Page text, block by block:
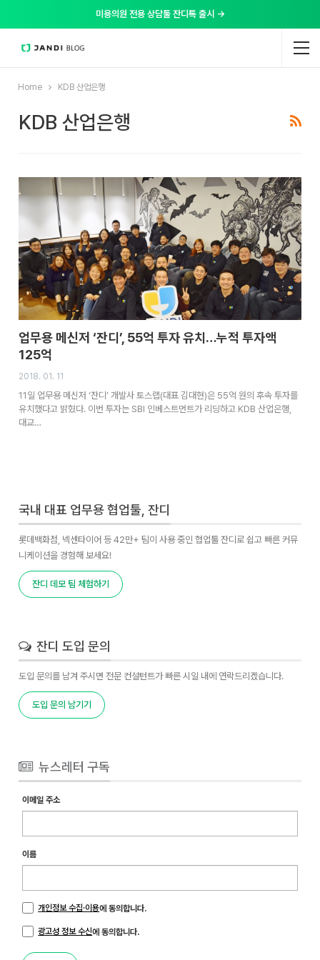
미용의원 전용 상담툴 잔디톡 출시 →
Home KDB 산업은행
KDB 산업은행
업무용 메신저 ‘잔디’, 55억 투자 유치…누적 투자액
125억
2018. 01. 11
11일 업무용 메신저 ‘잔디’ 개발사 토스랩(대표 김대현)은 55억 원의 후속 투자를
유치했다고 밝혔다. 이번 투자는 SBI 인베스트먼트가 리딩하고 KDB 산업은행,
대교…
국내 대표 업무용 협업툴, 잔디
롯데백화점, 넥센타이어 등 42만+ 팀이 사용 중인 협업툴 잔디로 쉽고 빠른 커뮤
니케이션을 경험해 보세요!
잔디 데모 팀 체험하기
잔디 도입 문의
도입 문의를 남겨 주시면 전문 컨설턴트가 빠른 시일 내에 연락드리겠습니다.
도입 문의 남기기
뉴스레터 구독
이메일 주소
이름
개인정보 수집·이용에 동의합니다.
광고성 정보 수신에 동의합니다.